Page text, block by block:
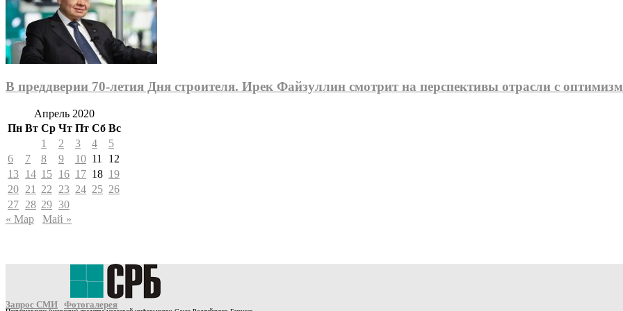
В преддверии 70-летия Дня строителя. Ирек Файзуллин смотрит на перспективы отрасли с
Апрель 2020
Пн Вт Ср Чт Пт Сб Вс
1
2 3 4
5
6
7 8 9 10 11
12
13 14 15 16 17 18 19
20 21 22 23 24 25 26
27 28 29 30
« Мар
Май »
Запрос СМИ Фотогалерея